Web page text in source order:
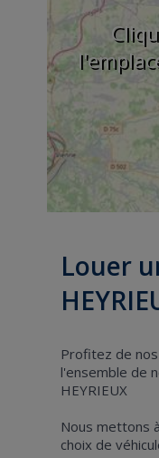
Louer
Profitez de
l'ensemble de
HEYRIEUX
Nous mettons
choix de